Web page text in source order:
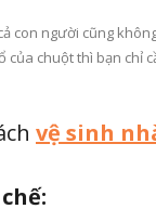
con người cũng
của chuột thì bạn chỉ
vệ sinh